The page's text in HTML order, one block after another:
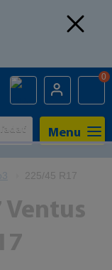
0
Menu
225/45 R17
Ventus